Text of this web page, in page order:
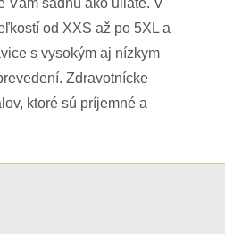
Vám sadnú ako uliate. V
od XXS až po 5XL a
s vysokým aj nízkym
Zdravotnícke
ktoré sú príjemné a